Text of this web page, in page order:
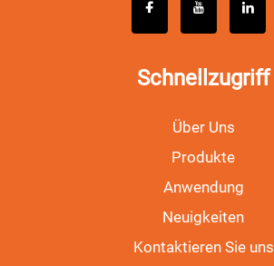
Schnellzugriff
Über Uns
Produkte
Anwendung
Neuigkeiten
Kontaktieren Sie uns